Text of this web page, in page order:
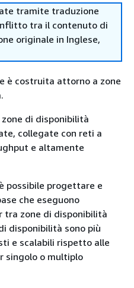
tramite traduzione
tra il contenuto di
originale in Inglese,
è costruita attorno a zone
zone di disponibilità
collegate con reti a
e altamente
possibile progettare e
che eseguono
zone di disponibilità
disponibilità sono più
e scalabili rispetto alle
singolo o multiplo